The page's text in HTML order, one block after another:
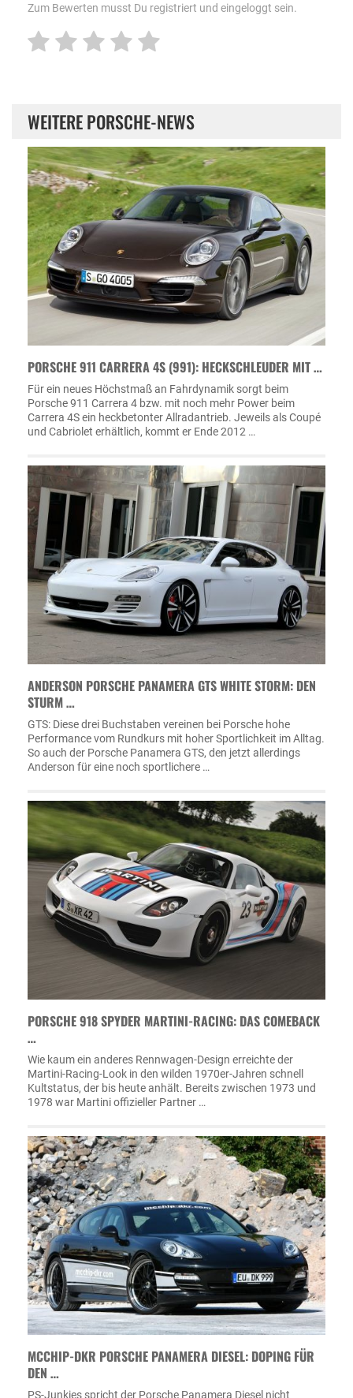
Zum Bewerten musst Du registriert und eingeloggt sein.
WEITERE PORSCHE-NEWS
PORSCHE 911 CARRERA 4S (991): HECKSCHLEUDER MIT …
Für ein neues Höchstmaß an Fahrdynamik sorgt beim
Porsche 911 Carrera 4 bzw. mit noch mehr Power beim
Carrera 4S ein heckbetonter Allradantrieb. Jeweils als Coupé
und Cabriolet erhältlich, kommt er Ende 2012 …
ANDERSON PORSCHE PANAMERA GTS WHITE STORM: DEN
STURM …
GTS: Diese drei Buchstaben vereinen bei Porsche hohe
Performance vom Rundkurs mit hoher Sportlichkeit im Alltag.
So auch der Porsche Panamera GTS, den jetzt allerdings
Anderson für eine noch sportlichere …
PORSCHE 918 SPYDER MARTINI-RACING: DAS COMEBACK
…
Wie kaum ein anderes Rennwagen-Design erreichte der
Martini-Racing-Look in den wilden 1970er-Jahren schnell
Kultstatus, der bis heute anhält. Bereits zwischen 1973 und
1978 war Martini offizieller Partner …
MCCHIP-DKR PORSCHE PANAMERA DIESEL: DOPING FÜR
DEN …
PS-Junkies spricht der Porsche Panamera Diesel nicht